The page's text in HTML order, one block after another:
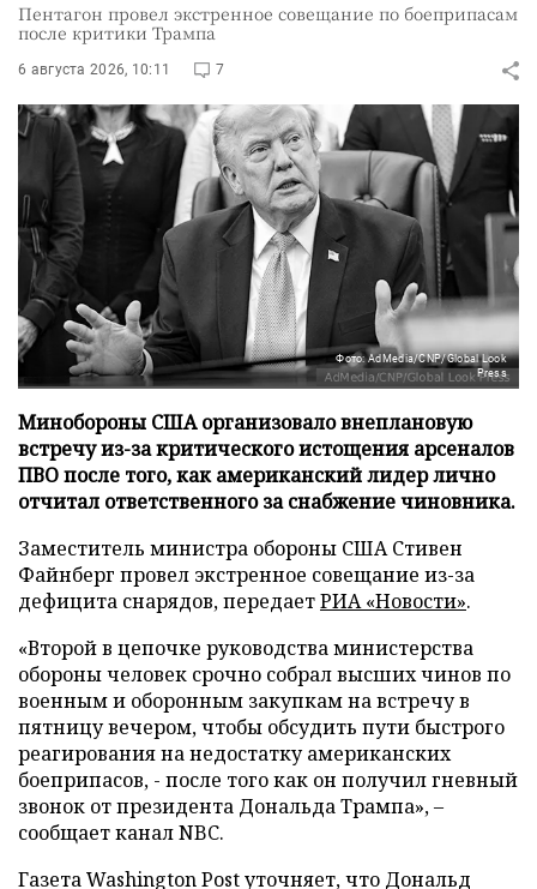
Пентагон провел экстренное совещание по боеприпасам
после критики Трампа
6 августа 2026, 10:11 7
Фото: AdMedia/CNP/Global Look
Press
Минобороны США организовало внеплановую
встречу из-за критического истощения арсеналов
ПВО после того, как американский лидер лично
отчитал ответственного за снабжение чиновника.
Заместитель министра обороны США Стивен
Файнберг провел экстренное совещание из-за
дефицита снарядов, передаетРИА «Новости».
«Второй в цепочке руководства министерства
обороны человек срочно собрал высших чинов по
военным и оборонным закупкам на встречу в
пятницу вечером, чтобы обсудить пути быстрого
реагирования на недостатку американских
боеприпасов, - после того как он получил гневный
звонок от президента Дональда Трампа», –
сообщает канал NBC.
Газета Washington Post уточняет, что Дональд